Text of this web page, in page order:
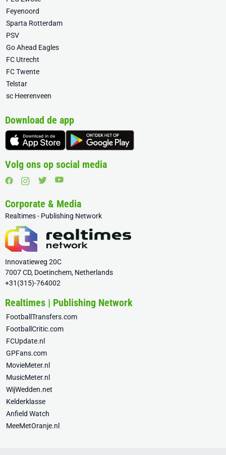
Feyenoord
Sparta Rotterdam
PSV
Go Ahead Eagles
FC Utrecht
FC Twente
Telstar
sc Heerenveen
Download de app
Volg ons op social media
Corporate & Media
Realtimes - Publishing Network
Innovatieweg 20C
7007 CD, Doetinchem, Netherlands
+31(315)-764002
Realtimes | Publishing Network
FootballTransfers.com
FootballCritic.com
FCUpdate.nl
GPFans.com
MovieMeter.nl
MusicMeter.nl
WijWedden.net
Kelderklasse
Anfield Watch
MeeMetOranje.nl